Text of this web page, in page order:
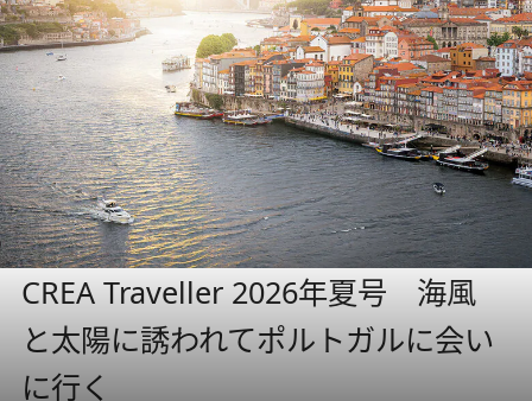
CREA Traveller 2026年夏号 海風
と太陽に誘われてポルトガルに会い
に行く